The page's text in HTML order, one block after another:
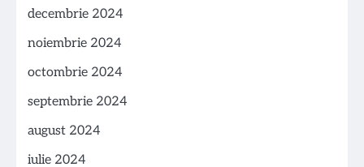
decembrie 2024
noiembrie 2024
octombrie 2024
septembrie 2024
august 2024
iulie 2024